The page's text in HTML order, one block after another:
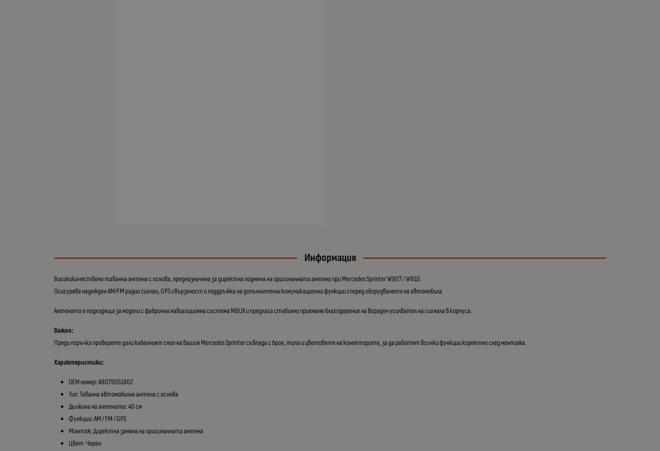
Информация
Висококачествена таванна антена с основа, предназначена за директна подмяна на оригиналната антена при Mercedes Sprinter W907 / W910.
Осигурява надежден AM/FM радио сигнал, GPS свързаност и поддръжка на допълнителни комуникационни функции според оборудването на автомобила.
Антената е подходяща за модели с фабрична навигационна система MBUX и предлага стабилно приемане благодарение на вграден усилвател на сигнала в корпуса.
Важно:
Преди поръчка проверете дали кабелният сноп на вашия Mercedes Sprinter съвпада с броя, типа и цветовете на конекторите, за да работят всички функции коректно след монтажа.
Характеристики:
OEM номер: A9079051802
Тип: Таванна автомобилна антена с основа
Дължина на антената: 40 см
Функции: AM / FM / GPS
Монтаж: Директна замяна на оригиналната антена
Цвят: Черен